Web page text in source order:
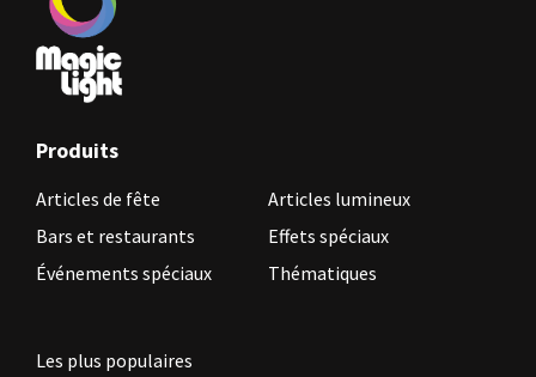
Produits
Articles de fête
Articles lumineux
Bars et restaurants
Effets spéciaux
Événements spéciaux
Thématiques
Les plus populaires